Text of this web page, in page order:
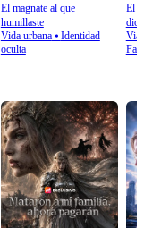
El magnate al que
humillaste
Vida urbana⦁ Identidad
oculta
El